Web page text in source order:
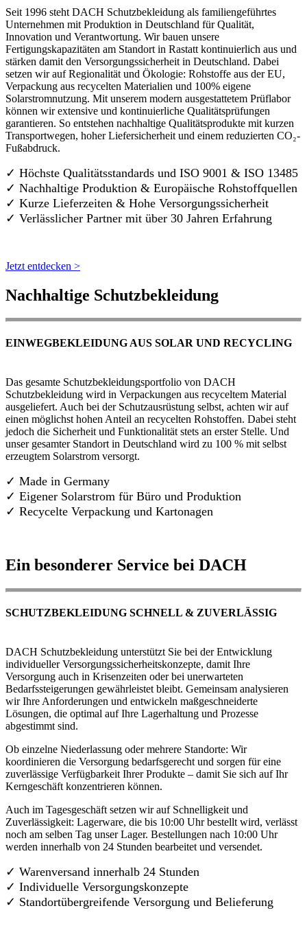
Seit 1996 steht DACH Schutzbekleidung als familiengeführtes
Unternehmen mit Produktion in Deutschland für Qualität,
Innovation und Verantwortung. Wir bauen unsere
Fertigungskapazitäten am Standort in Rastatt kontinuierlich aus und
stärken damit den Versorgungssicherheit in Deutschland. Dabei
setzen wir auf Regionalität und Ökologie: Rohstoffe aus der EU,
Verpackung aus recycelten Materialien und 100% eigene
Solarstromnutzung. Mit unserem modern ausgestattetem Prüflabor
können wir extensive und kontinuierliche Qualitätsprüfungen
garantieren. So entstehen nachhaltige Qualitätsprodukte mit kurzen
Transportwegen, hoher Liefersicherheit und einem reduzierten CO₂-
Fußabdruck.
✓ Höchste Qualitätsstandards und ISO 9001 & ISO 13485
✓ Nachhaltige Produktion & Europäische Rohstoffquellen
✓ Kurze Lieferzeiten & Hohe Versorgungssicherheit
✓ Verlässlicher Partner mit über 30 Jahren Erfahrung
Jetzt entdecken >
Nachhaltige Schutzbekleidung
EINWEGBEKLEIDUNG AUS SOLAR UND RECYCLING
Das gesamte Schutzbekleidungsportfolio von DACH
Schutzbekleidung wird in Verpackungen aus recyceltem Material
ausgeliefert. Auch bei der Schutzausrüstung selbst, achten wir auf
einen möglichst hohen Anteil an recycelten Rohstoffen. Dabei steht
jedoch die Sicherheit und Funktionalität stets an erster Stelle. Und
unser gesamter Standort in Deutschland wird zu 100 % mit selbst
erzeugtem Solarstrom versorgt.
✓ Made in Germany
✓ Eigener Solarstrom für Büro und Produktion
✓ Recycelte Verpackung und Kartonagen
Ein besonderer Service bei DACH
SCHUTZBEKLEIDUNG SCHNELL & ZUVERLÄSSIG
DACH Schutzbekleidung unterstützt Sie bei der Entwicklung
individueller Versorgungssicherheitskonzepte, damit Ihre
Versorgung auch in Krisenzeiten oder bei unerwarteten
Bedarfssteigerungen gewährleistet bleibt. Gemeinsam analysieren
wir Ihre Anforderungen und entwickeln maßgeschneiderte
Lösungen, die optimal auf Ihre Lagerhaltung und Prozesse
abgestimmt sind.
Ob einzelne Niederlassung oder mehrere Standorte: Wir
koordinieren die Versorgung bedarfsgerecht und sorgen für eine
zuverlässige Verfügbarkeit Ihrer Produkte – damit Sie sich auf Ihr
Kerngeschäft konzentrieren können.
Auch im Tagesgeschäft setzen wir auf Schnelligkeit und
Zuverlässigkeit: Lagerware, die bis 10:00 Uhr bestellt wird, verlässt
noch am selben Tag unser Lager. Bestellungen nach 10:00 Uhr
werden innerhalb von 24 Stunden bearbeitet und versendet.
✓ Warenversand innerhalb 24 Stunden
✓ Individuelle Versorgungskonzepte
✓ Standortübergreifende Versorgung und Belieferung